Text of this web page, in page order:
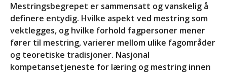
med en sjelden diagnose
(18+)
Endelig program for
Likepersonskurset
kommende helg!
Datoer for likepersonskurs
Mestringsbegrepet er sammensatt og vanskelig å
definere entydig. Hvilke aspekt ved mestring som
vektlegges, og hvilke forhold fagpersoner mener
fører til mestring, varierer mellom ulike fagområder
og teoretiske tradisjoner. Nasjonal
kompetansetjeneste for læring og mestring innen